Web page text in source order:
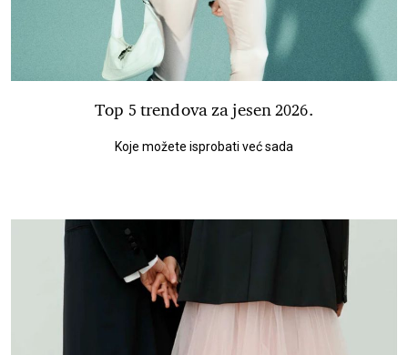
Top 5 trendova za jesen 2026.
Koje možete isprobati već sada